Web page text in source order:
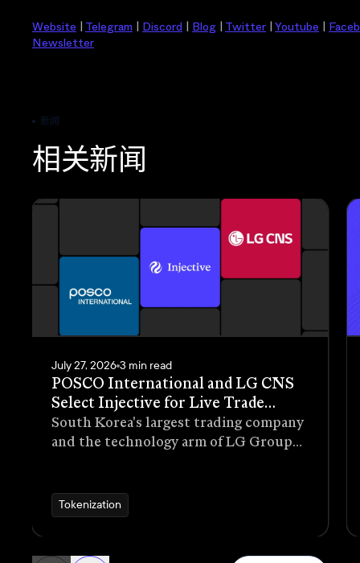
Website | Telegram | Discord | Blog | Twitter | Youtube |
Newsletter
新闻
相关新闻
July 27, 2026 3 min read
POSCO International and LG CNS
Select Injective for Live Trade
Receivables Tokenization Pilot
South Korea's largest trading company
and the technology arm of LG Group
pilot that tokenizes trade receivables
generated through real commercial
Tokenization